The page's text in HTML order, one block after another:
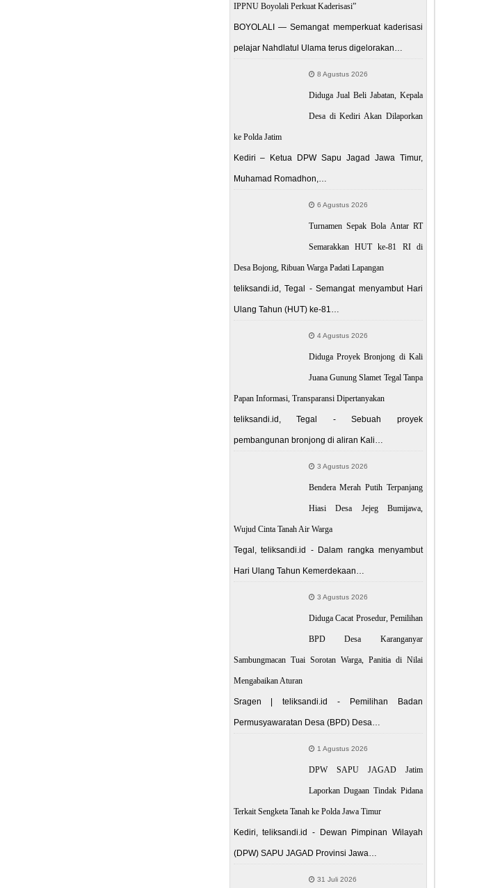
IPPNU Boyolali Perkuat Kaderisasi”
BOYOLALI — Semangat memperkuat kaderisasi
pelajar Nahdlatul Ulama terus digelorakan…
8 Agustus 2026
Diduga Jual Beli Jabatan, Kepala
Desa di Kediri Akan Dilaporkan
ke Polda Jatim
Kediri – Ketua DPW Sapu Jagad Jawa Timur,
Muhamad Romadhon,…
6 Agustus 2026
Turnamen Sepak Bola Antar RT
Semarakkan HUT ke-81 RI di
Desa Bojong, Ribuan Warga Padati Lapangan
teliksandi.id, Tegal - Semangat menyambut Hari
Ulang Tahun (HUT) ke-81…
4 Agustus 2026
Diduga Proyek Bronjong di Kali
Juana Gunung Slamet Tegal Tanpa
Papan Informasi, Transparansi Dipertanyakan
teliksandi.id, Tegal - Sebuah proyek
pembangunan bronjong di aliran Kali…
3 Agustus 2026
Bendera Merah Putih Terpanjang
Hiasi Desa Jejeg Bumijawa,
Wujud Cinta Tanah Air Warga
Tegal, teliksandi.id - Dalam rangka menyambut
Hari Ulang Tahun Kemerdekaan…
3 Agustus 2026
Diduga Cacat Prosedur, Pemilihan
BPD Desa Karanganyar
Sambungmacan Tuai Sorotan Warga, Panitia di Nilai
Mengabaikan Aturan
Sragen | teliksandi.id - Pemilihan Badan
Permusyawaratan Desa (BPD) Desa…
1 Agustus 2026
DPW SAPU JAGAD Jatim
Laporkan Dugaan Tindak Pidana
Terkait Sengketa Tanah ke Polda Jawa Timur
Kediri, teliksandi.id - Dewan Pimpinan Wilayah
(DPW) SAPU JAGAD Provinsi Jawa…
31 Juli 2026